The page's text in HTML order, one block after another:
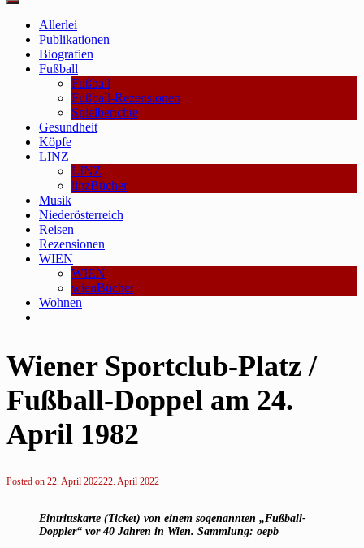
Main
Allerlei
Publikationen
Biografien
Fußball
Fußball
Fußball-Rezensionen
Spielberichte
Gesundheit
Köpfe
LINZ
LINZ
linzBücher
Musik
Niederösterreich
Reisen
Rezensionen
WIEN
WIEN
wienBücher
Wohnen
Wiener Sportclub-Platz /
Fußball-Doppel am 24.
April 1982
Posted on 22. April 202222. April 2022
Eintrittskarte (Ticket) von einem sogenannten „Fußball-
Doppler“ vor 40 Jahren in Wien. Sammlung: oepb